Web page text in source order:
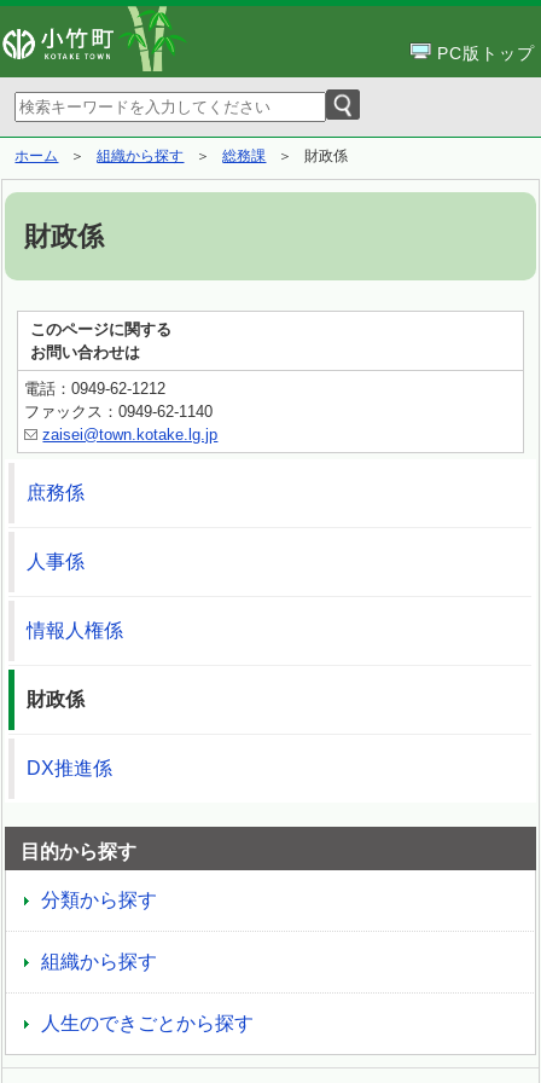
PC版トップ
ホーム 組織から探す 総務課 財政係
財政係
このページに関する
お問い合わせは
電話：0949-62-1212
ファックス：0949-62-1140
zaisei@town.kotake.lg.jp
庶務係
人事係
情報人権係
財政係
DX推進係
目的から探す
分類から探す
組織から探す
人生のできごとから探す